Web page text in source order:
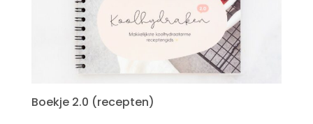
Boekje 2.0 (recepten)